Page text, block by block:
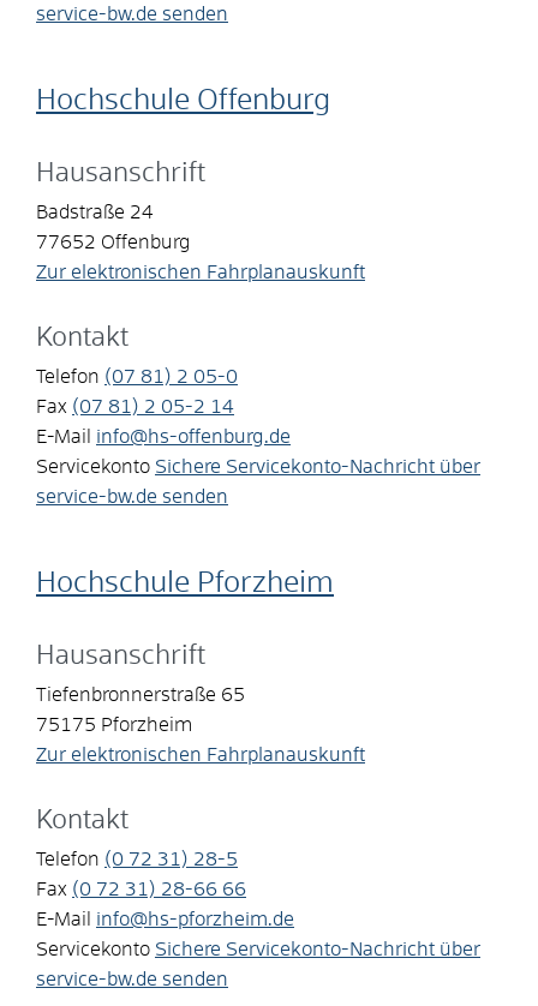
service-bw.de senden
Hochschule Offenburg
Hausanschrift
Badstraße 24
77652 Offenburg
Zur elektronischen Fahrplanauskunft
Kontakt
Telefon (07 81) 2 05-0
Fax (07 81) 2 05-2 14
E-Mail
info@hs-offenburg.de
Servicekonto Sichere Servicekonto-Nachricht über
service-bw.de senden
Hochschule Pforzheim
Hausanschrift
Tiefenbronnerstraße 65
75175 Pforzheim
Zur elektronischen Fahrplanauskunft
Kontakt
Telefon (0 72 31) 28-5
Fax (0 72 31) 28-66 66
E-Mail
info@hs-pforzheim.de
Servicekonto Sichere Servicekonto-Nachricht über
service-bw.de senden